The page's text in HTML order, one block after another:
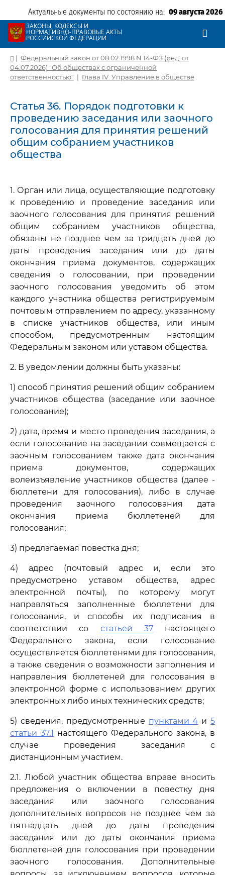
Актуальные документы по состоянию на: 09 августа 2026
ЗАКОНЫ, КОДЕКСЫ И
НОРМАТИВНО-ПРАВОВЫЕ АКТЫ
РОССИЙСКОЙ ФЕДЕРАЦИИ
| Федеральный закон от 08.02.1998 N 14-ФЗ (ред. от
04.07.2026) "Об обществах с ограниченной
ответственностью" | Глава IV. Управление в обществе
Статья 36. Порядок подготовки к
проведению заседания или заочного
голосования для принятия решений
общим собранием участников
общества
1. Орган или лица, осуществляющие подготовку
к проведению и проведение заседания или
заочного голосования для принятия решений
общим собранием участников общества,
обязаны не позднее чем за тридцать дней до
даты проведения заседания или до даты
окончания приема документов, содержащих
сведения о голосовании, при проведении
заочного голосования уведомить об этом
каждого участника общества регистрируемым
почтовым отправлением по адресу, указанному
в списке участников общества, или иным
способом, предусмотренным настоящим
Федеральным законом или уставом общества.
2. В уведомлении должны быть указаны:
1) способ принятия решений общим собранием
участников общества (заседание или заочное
голосование);
2) дата, время и место проведения заседания, а
если голосование на заседании совмещается с
заочным голосованием также дата окончания
приема документов, содержащих
волеизъявление участников общества (далее -
бюллетени для голосования), либо в случае
проведения заочного голосования дата
окончания приема бюллетеней для
голосования;
3) предлагаемая повестка дня;
4) адрес (почтовый адрес и, если это
предусмотрено уставом общества, адрес
электронной почты), по которому могут
направляться заполненные бюллетени для
голосования, и способы их подписания в
соответствии со статьей 37настоящего
Федерального закона, если голосование
осуществляется бюллетенями для голосования,
а также сведения о возможности заполнения и
направления бюллетеней для голосования в
электронной форме с использованием других
электронных либо иных технических средств;
5) сведения, предусмотренные пунктами 4 и5
статьи 37.1 настоящего Федерального закона, в
случае проведения заседания с
дистанционным участием.
2.1. Любой участник общества вправе вносить
предложения о включении в повестку дня
заседания или заочного голосования
дополнительных вопросов не позднее чем за
пятнадцать дней до даты проведения
заседания или до даты окончания приема
бюллетеней для голосования при проведении
заочного голосования. Дополнительные